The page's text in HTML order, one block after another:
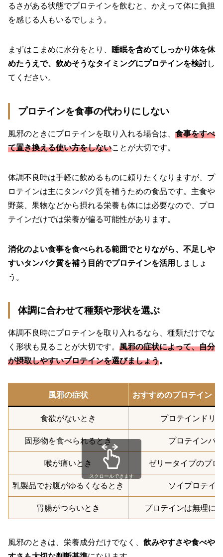
るさがある状態でプロテインを飲むと、かえって体に負担
を感じる人もいるでしょう。
まずはこまめに水分をとり、 睡眠を含めてしっかり体を休
めたうえで、飲めそうなタイミングにプロテインを検討し
てください。
プロテインを食事の代わりにしない
風邪のときにプロテインを取り入れる場合は、 食事をすべ
て置き換える使い方をしないことが大切です。
体調不良時は手軽に飲めるものに頼りたくなりますが、プ
ロテインは主にタンパク質を補うための食品です。主食や
野菜、果物などから摂れる栄養も体には必要なので、プロ
テインだけでは栄養が偏る可能性があります。
消化のよい食事を食べられる範囲でとりながら、不足しや
すいタンパク質を補う目的でプロテインを活用 しましょ
う。
体調に合わせて種類や形状を選ぶ
体調不良時にプロテインを取り入れるなら、種類だけでな
く形状も見ることが大切です。 風邪の症状によって、自分
が摂取しやすいプロテインを選びましょう。
風邪の症状 おすすめのプロテイン・
食欲がないとき プロテインドリ
固形物を食べられるとき プロテインバ
喉が痛いとき ゼリータイプのプロ
乳製品でお腹がゆるくなるとき ソイプロテイ
胃腸がつらいとき プロテインは無理に
スクロールできます
風邪のときは、栄養成分だけでなく、 飲みやすさや食べや